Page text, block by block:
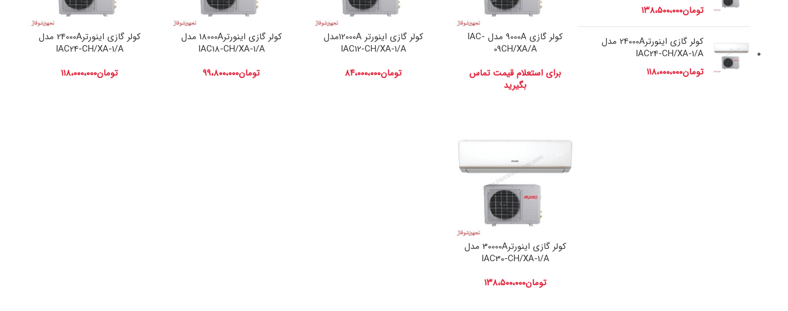
تومان۱۳۸،۵۰۰،۰۰۰
کولر گازی اینورتر24000A مدل
IAC24-CH/XA-1/A
تومان۱۱۸،۰۰۰،۰۰۰
کولر گازی 9000A مدل IAC-
09CH/XA/A
برای استعلام قیمت تماس
بگیرید
کولر گازی اینورتر 12000Aمدل
IAC12-CH/XA-1/A
تومان۸۴،۰۰۰،۰۰۰
کولر گازی اینورتر18000A مدل
IAC18-CH/XA-1/A
تومان۹۹،۸۰۰،۰۰۰
کولر گازی اینورتر24000A مدل
IAC24-CH/XA-1/A
تومان۱۱۸،۰۰۰،۰۰۰
کولر گازی اینورتر30000A مدل
IAC30-CH/XA-1/A
تومان۱۳۸،۵۰۰،۰۰۰